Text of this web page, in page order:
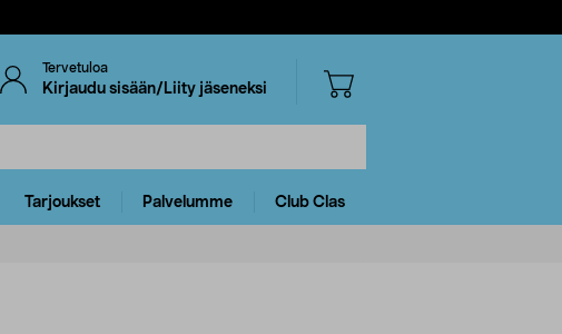
Tervetuloa
Kirjaudu sisään/Liity jäseneksi
Tarjoukset Palvelumme Club Clas